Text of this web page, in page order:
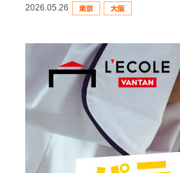
2026.05.26